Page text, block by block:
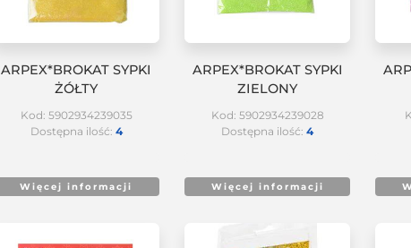
ARPEX*BROKAT SYPKI
ŻÓŁTY
Kod: 5902934239035
Dostępna ilość: 4
Więcej informacji
ARPEX*BROKAT SYPKI
ZIELONY
Kod: 5902934239028
Dostępna ilość:4
Więcej informacji